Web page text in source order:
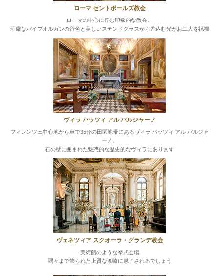
ローマ セントポールズ教会
ローマの中心に佇む印象的な教会。
荘厳なパイプオルガンの音色と美しいステンドグラスから差込む光がお二人を祝福
ヴィラ パッツィ アル パルジャーノ
フィレンツェ中心地から車で35分の田園地帯にあるヴィラ パッツィ アル パルジャ
ーノ。
石の壁に囲まれた魅惑的な歴史的なヴィラにあります
ヴェネツィア スクオーラ・グランデ教会
美術館のような挙式会場
隅々まで飾られた 上質な漆喰に魅了されるでしょう